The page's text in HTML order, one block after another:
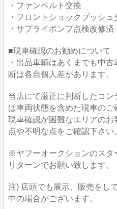
・ファンベルト交換
・フロントショックブッシュ
・サプライポンプ点検改修
■現車確認のお勧めについて
・出品車輌はあくまでも中
断は各自個人差があります。
当店にて厳正に判断したコ
は車両状態を含めた現車の
現車確認が困難なエリアの
点や不明な点をご確認下さい
※ヤフーオークションのスタ
リターンでお願い致します。
注) 店頭でも展示、販売をし
中の場合がございます。